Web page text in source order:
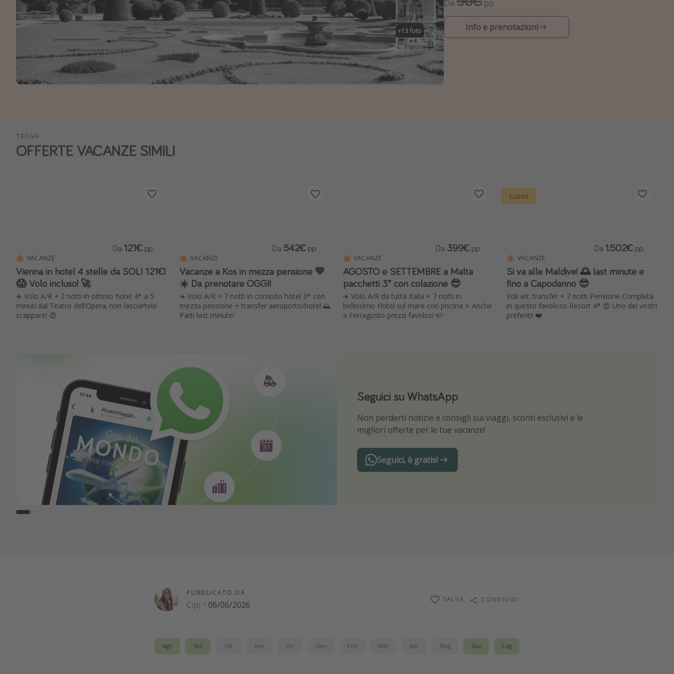
+13foto
Da pp
Info e prenotazioni
TROVA
OFFERTE VACANZE SIMILI
VACANZE
Vienna in hotel 4 stelle da SOLI 121€!
😱 Volo incluso! 🚀
✈️ Volo A/R + 2 notti in ottimo hotel 4* a 5
minuti dal Teatro dell’Opera, non lasciartelo
scappare! 😍
Da 121€ pp
VACANZE
Vacanze a Kos in mezza pensione 💙
☀️ Da prenotare OGGI!
✈️ Volo A/R + 7 notti in comodo hotel 3* con
mezza pensione + transfer aeroporto/hotel 🌅
Parti last minute!
Da 542€ pp
VACANZE
AGOSTO e SETTEMBRE a Malta
pacchetti 3* con colazione 😎
✈️ Volo A/R da tutta Italia + 7 notti in
bellissimo Hotel sul mare con piscina ⭐️ Anche
a Ferragosto prezzi favolosi 🍉
Da 399€ pp
Lusso
VACANZE
Si va alle Maldive! 🌅 last minute e
fino a Capodanno 😎
Voli a/r, transfer + 7 notti Pensione Completa
in questo favoloso Resort 4* 😍 Uno dei vostri
preferiti! ❤️
Da 1.502€ pp
Seguici su WhatsApp
Non perderti notizie e consigli sui viaggi, sconti esclusivi e le
migliori offerte per le tue vacanze!
Seguici, è gratis!
Scarica la nostra App
Sii il primo a conoscere le migliori offerte di viaggio
PUBBLICATO DA
Cipi · 06/06/2026
SALVA CONDIVIDI
Ago Set Ott Nov Dic Gen Feb Mar Apr Mag Giu Lug